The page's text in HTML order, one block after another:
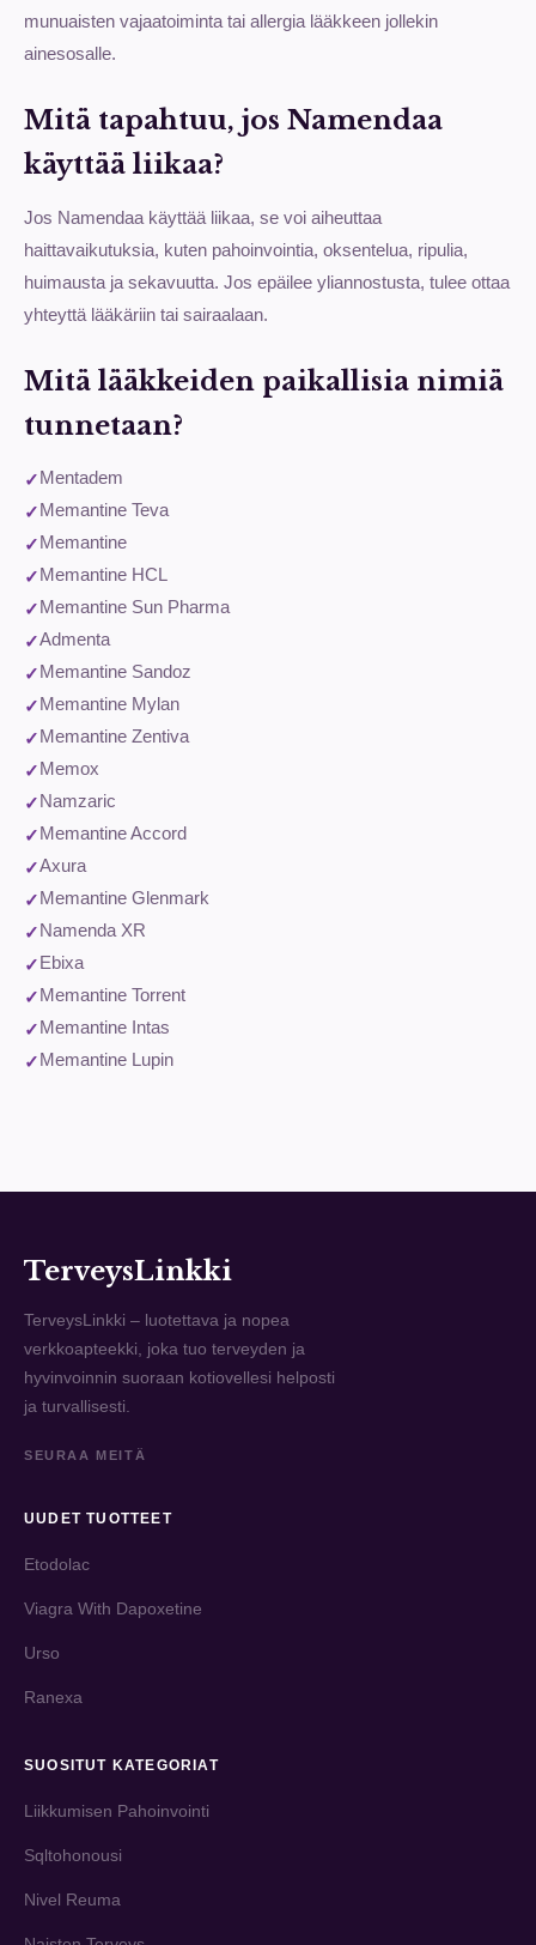
munuaisten vajaatoiminta tai allergia lääkkeen jollekin
ainesosalle.
Mitä tapahtuu, jos Namendaa
käyttää liikaa?
Jos Namendaa käyttää liikaa, se voi aiheuttaa
haittavaikutuksia, kuten pahoinvointia, oksentelua, ripulia,
huimausta ja sekavuutta. Jos epäilee yliannostusta, tulee ottaa
yhteyttä lääkäriin tai sairaalaan.
Mitä lääkkeiden paikallisia nimiä
tunnetaan?
Mentadem
Memantine Teva
Memantine
Memantine HCL
Memantine Sun Pharma
Admenta
Memantine Sandoz
Memantine Mylan
Memantine Zentiva
Memox
Namzaric
Memantine Accord
Axura
Memantine Glenmark
Namenda XR
Ebixa
Memantine Torrent
Memantine Intas
Memantine Lupin
TerveysLinkki
TerveysLinkki – luotettava ja nopea
verkkoapteekki, joka tuo terveyden ja
hyvinvoinnin suoraan kotiovellesi helposti
ja turvallisesti.
SEURAA MEITÄ
UUDET TUOTTEET
Etodolac
Viagra With Dapoxetine
Urso
Ranexa
SUOSITUT KATEGORIAT
Liikkumisen Pahoinvointi
Sqltohonousi
Nivel Reuma